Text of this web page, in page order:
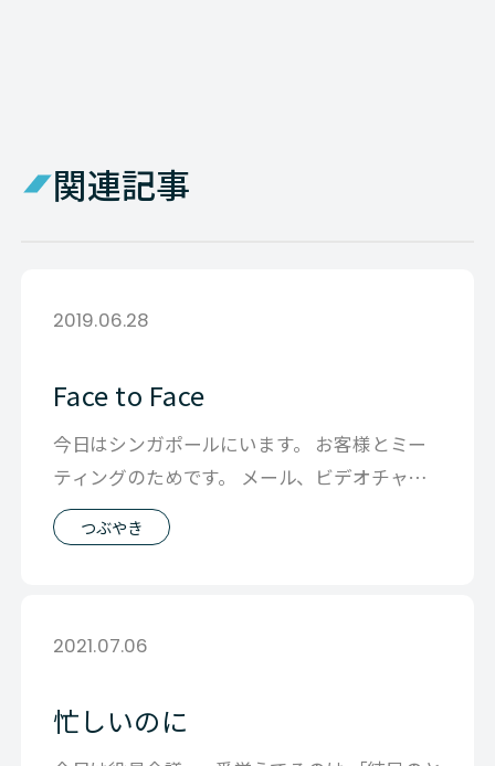
関連記事
2019.06.28
Face to Face
今日はシンガポールにいます。 お客様とミー
ティングのためです。 メール、ビデオチャッ
ト等 いろいろなツールを使って 日々
つぶやき
2021.07.06
忙しいのに